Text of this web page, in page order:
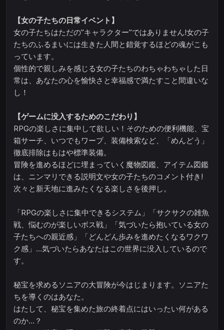
【女の子たちの日常イベント】
女の子たちはただの”キャラクター”ではありません!女の子
たちのふるまいには生きた人間と錯覚するほどの魂がこも
っています。
個性的で親しみを感じる女の子たちのわちゃわちゃした日
常は、あなたの心を愉快さと幸福感で満たすこと間違いな
し！
【ゲームに没入するためのこだわり】
RPGの楽しさに集中して欲しい！そのための便利機能、宝
箱サーチ、いつでもワープ、装備検索など、「めんどう」
徹底排除はもはや標準装備。
冒険を進めるほどに埋まっていく魔物図鑑、アイテム図鑑
は、ニンマリできる説明文や女の子たちのコメント付き!
次々と新天地に進みたくなる楽しさを後押し。
「RPGの楽しさに集中できるシステム」「サクサクの雑魚
戦、悩むのが楽しいボス戦」「気づいたら抱いている女の
子たちへの親近感」「どんどん歩みを進めたくなるワクワ
ク感」…気づいたらあなたはこの世界に没入しているので
す。
秘宝を求めるソニアの大冒険が今はじまります。ソニアた
ちを導くのはあなた。
はたして、秘宝を集めた旅の終着点にはいったい何がある
のか…？